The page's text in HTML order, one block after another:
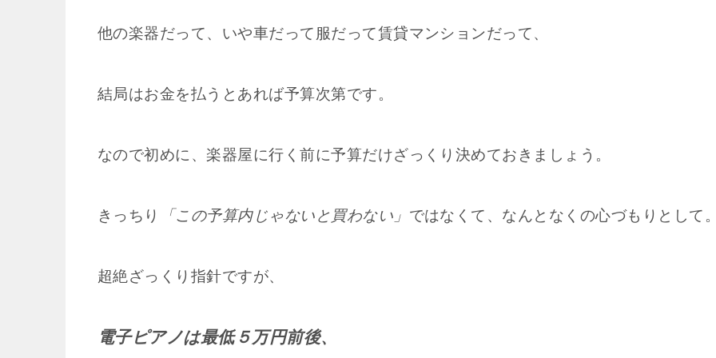
他の楽器だって、いや車だって服だって賃貸マンションだって、
結局はお金を払うとあれば予算次第です。
なので初めに、楽器屋に行く前に予算だけざっくり決めておきましょう。
きっちり 「この予算内じゃないと買わない」 ではなくて、なんとなくの心づもりとして
超絶ざっくり指針ですが、
電子ピアノは最低５万円前後、